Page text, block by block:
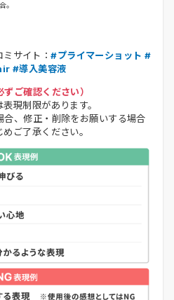
。
サイト：#プライマーショット #
#導入美容液
ご確認ください）
現制限があります。
、修正・削除をお願いする場合
ご了承ください。